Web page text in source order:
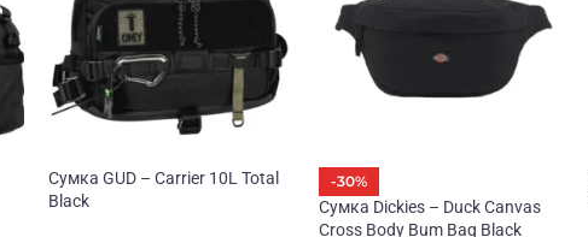
Сумка GUD – Carrier 10L Total
Black
-30%
Сумка Dickies – Duck Canvas
Cross Body Bum Bag Black